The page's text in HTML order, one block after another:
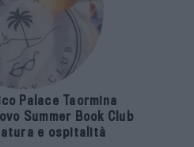
Palace Taormina
Summer Book Club
e ospitalità